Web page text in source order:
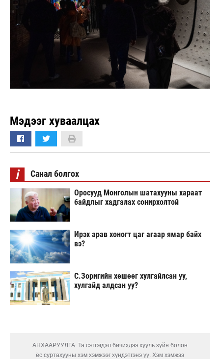
Мэдээг хуваалцах
i Санал болгох
Оросууд Монголын шатахууны хараат
байдлыг хадгалах сонирхолтой
Ирэх арав хоногт цаг агаар ямар байх
вэ?
С.Зоригийн хөшөөг хулгайлсан уу,
хулгайд алдсан уу?
АНХААРУУЛГА: Та сэтгэгдэл бичихдээ хууль зүйн болон
ёс суртахууны хэм хэмжээг хүндэтгэнэ үү. Хэм хэмжээ